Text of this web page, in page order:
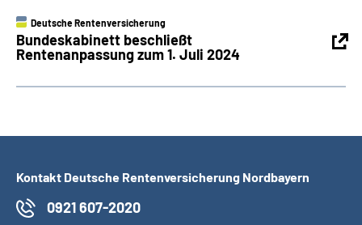
Deutsche Rentenversicherung
Bundeskabinett beschließt
Rentenanpassung zum 1. Juli 2024
Kontakt Deutsche Rentenversicherung Nordbayern
0921 607-2020